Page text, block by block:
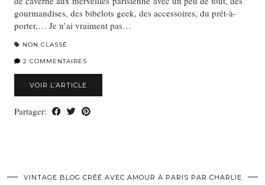
gourmandises, des bibelots geek, des accessoires, du prêt-à-
porter,… Je n’ai vraiment pas…
NON CLASSÉ
2 COMMENTAIRES
VOIR L’ARTICLE
Partager:
VINTAGE BLOG CRÉÉ AVEC AMOUR À PARIS PAR CHARLIE